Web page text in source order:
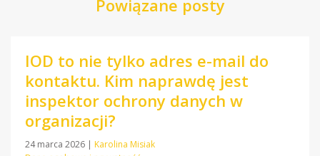
Powiązane posty
IOD to nie tylko adres e-mail do
kontaktu. Kim naprawdę jest
inspektor ochrony danych w
organizacji?
24 marca 2026 | Karolina Misiak